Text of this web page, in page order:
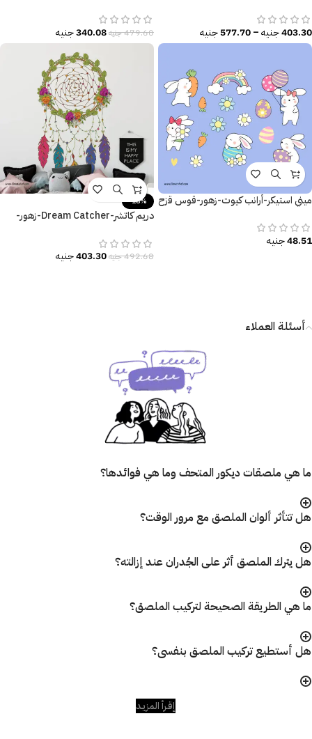
403.30جنيه–
577.70جنيه 479.60جنيه340.08جنيه
ميني استيكر-أرانب كيوت-زهور-قوس قزح
48.51جنيه
-18%
دريم كاتشر-Dream Catcher-زهور-
492.68جنيه403.30جنيه
أسئلة العملاء
ما هي ملصقات ديكور المتحف وما هي فوائدها؟
هل تتأثر ألوان الملصق مع مرور الوقت؟
هل يترك الملصق أثر على الجُدران عند إزالته؟
ما هي الطريقة الصحيحة لتركيب الملصق؟
هل أستطيع تركيب الملصق بنفسى؟
إقـرأ المزيـد